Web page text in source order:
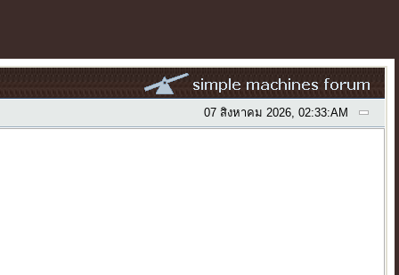
07 สิงหาคม 2026, 02:33:AM